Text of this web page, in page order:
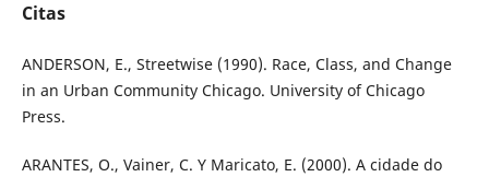
Citas
ANDERSON, E., Streetwise (1990). Race, Class, and Change
in an Urban Community Chicago. University of Chicago
Press.
ARANTES, O., Vainer, C. Y Maricato, E. (2000). A cidade do